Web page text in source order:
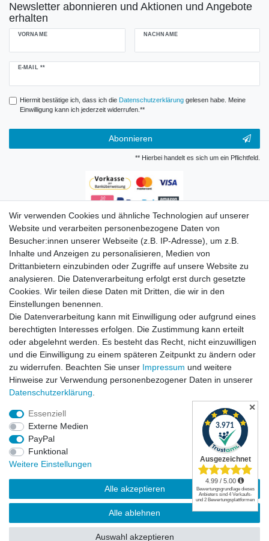
Newsletter abonnieren und Aktionen und Angebote
erhalten
VORNAME NACHNAME
E-MAIL **
Newsletter
Hiermit bestätige ich, dass ich die Daten­schutz­erklärunggelesen habe. Meine
Einwilligung kann ich jederzeit widerrufen.**
Abonnieren
** Hierbei handelt es sich um ein Pflichtfeld.
Zahlungsarten
Versandkosten
Widerrufsrecht Impressum|
Kontakt
Wir verwenden Cookies und ähnliche Technologien auf unserer
Website und verarbeiten personenbezogene Daten von
Besucher:innen unserer Webseite (z.B. IP-Adresse), um z.B.
Inhalte und Anzeigen zu personalisieren, Medien von
Drittanbietern einzubinden oder Zugriffe auf unsere Website zu
analysieren. Die Datenverarbeitung erfolgt erst durch gesetzte
Cookies. Wir teilen diese Daten mit Dritten, die wir in den
Einstellungen benennen.
Die Datenverarbeitung kann mit Einwilligung oder aufgrund eines
berechtigten Interesses erfolgen. Die Zustimmung kann erteilt
oder abgelehnt werden. Es besteht das Recht, nicht einzuwilligen
und die Einwilligung zu einem späteren Zeitpunkt zu ändern oder
zu widerrufen. Beachten Sie unser Impressum und weitere
Hinweise zur Verwendung personenbezogener Daten in unserer
Daten­schutz­erklärung
Essenziell
Externe Medien
PayPal
Funktional
Weitere Einstellungen
Alle akzeptieren
Alle ablehnen
Auswahl akzeptieren
✕